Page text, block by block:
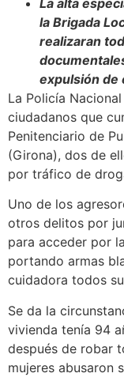
La alta
la Brigada
realizaran
expulsión de
La Policía
ciudadanos que
Penitenciario de
(Girona), dos de
por tráfico de
Uno de los
otros delitos por
para acceder por
portando armas
cuidadora todos
Se da la
vivienda tenía 94
después de robar
mujeres abusaron